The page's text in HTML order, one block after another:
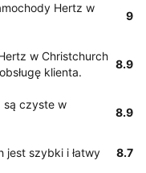
Hertz w
9
w Christchurch
klienta.
8.9
są czyste w
8.9
jest szybki i łatwy 8.7